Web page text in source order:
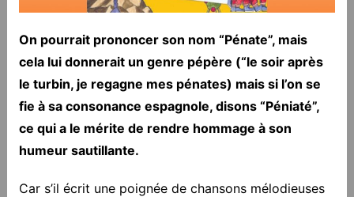
On pourrait prononcer son nom “Pénate”, mais
cela lui donnerait un genre pépère (“le soir après
le turbin, je regagne mes pénates) mais si l’on se
fie à sa consonance espagnole, disons “Péniaté”,
ce qui a le mérite de rendre hommage à son
humeur sautillante.
Car s’il écrit une poignée de chansons mélodieuses